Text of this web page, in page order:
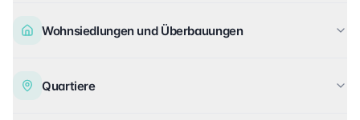
Wohnsiedlungen und Überbauungen
Quartiere